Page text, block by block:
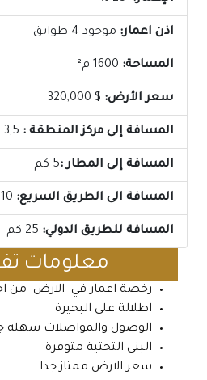
اذن اعمار: موجود 4 طوابق
المساحة: 1600 م²
سعر الأرض: $ 320,000
المسافة إلى مركز المنطقة :
المسافة إلى المطار :5 كم
المسافة الى الطريق السريع: 10 كم
المسافة للطريق الدولي:
معلومات
رخصة اعمار في الارض من
اطلالة على البحيرة
الوصول والمواصلات سهلة
البنى التحتية متوفرة
سعر الارض ممتاز جدا